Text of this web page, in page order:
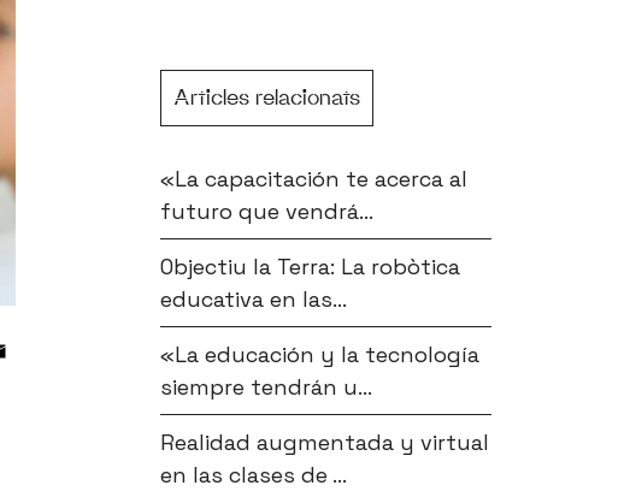
Articles relacionats
«La capacitación te acerca al
futuro que vendrá...
Objectiu la Terra: La robòtica
educativa en las...
«La educación y la tecnología
siempre tendrán u...
Realidad augmentada y virtual
en las clases de ...